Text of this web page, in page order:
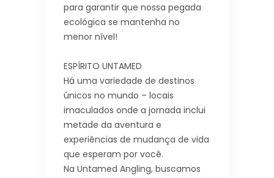
para garantir que nossa pegada
ecológica se mantenha no
menor nível!
ESPÍRITO UNTAMED
Há uma variedade de destinos
únicos no mundo – locais
imaculados onde a jornada inclui
metade da aventura e
experiências de mudança de vida
que esperam por você.
Na Untamed Angling, buscamos